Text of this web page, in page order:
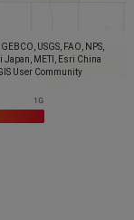
USGS, FAO, NPS,
Japan, METI, Esri China
User Community